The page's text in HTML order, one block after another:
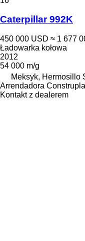
Caterpillar 992K
450 000 USD ≈ 1 677
Ładowarka kołowa
2012
54 000 m/g
Meksyk, Hermosillo
Arrendadora
Kontakt z dealerem